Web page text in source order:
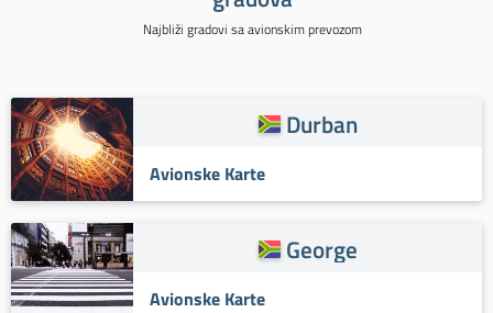
Najbliži gradovi sa avionskim prevozom
Durban
Avionske Karte
George
Avionske Karte